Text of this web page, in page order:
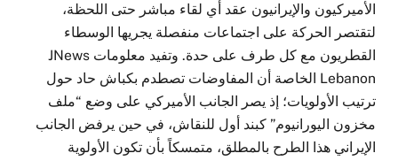
الأميركيون والإيرانيون عقد أي لقاء مباشر حتى اللحظة،
لتقتصر الحركة على اجتماعات منفصلة يجريها الوسطاء
القطريون مع كل طرف على حدة. وتفيد معلومات JNews
Lebanon الخاصة أن المفاوضات تصطدم بكباش حاد حول
ترتيب الأولويات؛ إذ يصر الجانب الأميركي على وضع “ملف
مخزون اليورانيوم” كبند أول للنقاش، في حين يرفض الجانب
الإيراني هذا الطرح بالمطلق، متمسكاً بأن تكون الأولوية